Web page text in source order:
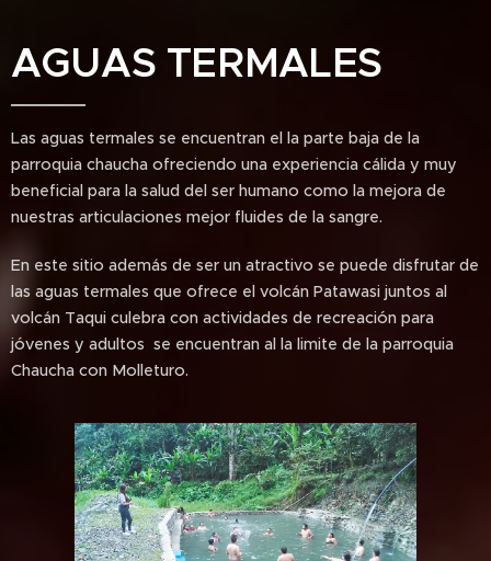
AGUAS TERMALES
Las aguas termales se encuentran el la parte baja de la
parroquia chaucha ofreciendo una experiencia cálida y muy
beneficial para la salud del ser humano como la mejora de
nuestras articulaciones mejor fluides de la sangre.
En este sitio además de ser un atractivo se puede disfrutar de
las aguas termales que ofrece el volcán Patawasi juntos al
volcán Taqui culebra con actividades de recreación para
jóvenes y adultos se encuentran al la limite de la parroquia
Chaucha con Molleturo.